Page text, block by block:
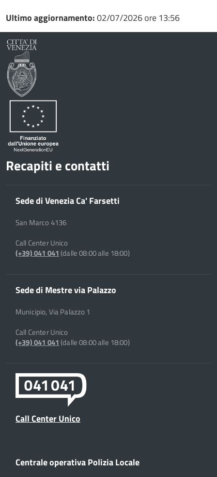
su
Facebook
Condividi
su
Condividi
Ultimo aggiornamento:02/07/2026 ore 13:56
Recapiti e contatti
Sede di Venezia Ca' Farsetti
San Marco 4136
Call Center Unico
(+39) 041 041(dalle 08:00 alle 18:00)
Sede di Mestre via Palazzo
Municipio, Via Palazzo 1
Call Center Unico
(+39) 041 041(dalle 08:00 alle 18:00)
Call Center Unico
Centrale operativa Polizia Locale